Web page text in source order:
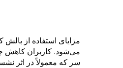
مزایای استفاده از
می‌شود. کاربران کاهش
سر که معمولاً در اثر